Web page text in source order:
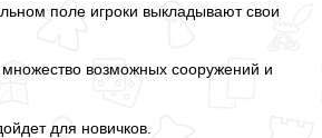
поле игроки выкладывают свои
возможных сооружений и
для новичков.